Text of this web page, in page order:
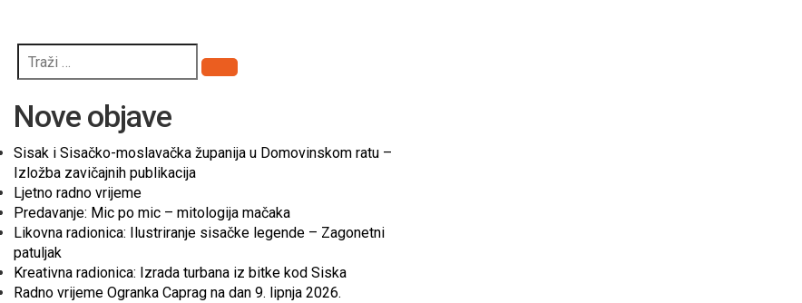
Pretraži
Nove objave
Sisak i Sisačko-moslavačka županija u Domovinskom ratu –
Izložba zavičajnih publikacija
Ljetno radno vrijeme
Predavanje: Mic po mic – mitologija mačaka
Likovna radionica: Ilustriranje sisačke legende – Zagonetni
patuljak
Kreativna radionica: Izrada turbana iz bitke kod Siska
Radno vrijeme Ogranka Caprag na dan 9. lipnja 2026.